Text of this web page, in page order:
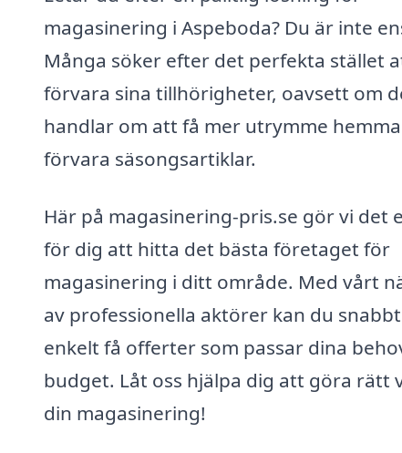
magasinering i Aspeboda? Du är inte
Många söker efter det perfekta stället
förvara sina tillhörigheter, oavsett om
handlar om att få mer utrymme
förvara säsongsartiklar.
Här på magasinering-pris.se gör vi det
för dig att hitta det bästa företaget för
magasinering i ditt område. Med vårt
av professionella aktörer kan du
enkelt få offerter som passar dina
budget. Låt oss hjälpa dig att göra rätt
din magasinering!